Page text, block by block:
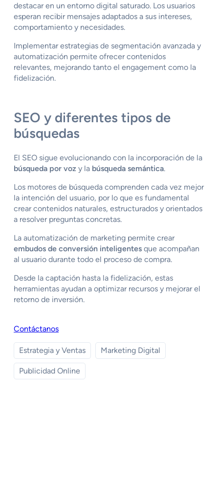
destacar en un entorno digital saturado. Los usuarios
esperan recibir mensajes adaptados a sus intereses,
comportamiento y necesidades.
Implementar estrategias de segmentación avanzada y
automatización permite ofrecer contenidos
relevantes, mejorando tanto el engagement como la
fidelización.
SEO y diferentes tipos de
búsquedas
El SEO sigue evolucionando con la incorporación de la
búsqueda por voz y la búsqueda semántica.
Los motores de búsqueda comprenden cada vez mejor
la intención del usuario, por lo que es fundamental
crear contenidos naturales, estructurados y orientados
a resolver preguntas concretas.
La automatización de marketing permite crear
embudos de conversión inteligentes que acompañan
al usuario durante todo el proceso de compra.
Desde la captación hasta la fidelización, estas
herramientas ayudan a optimizar recursos y mejorar el
retorno de inversión.
Contáctanos
Estrategia y Ventas Marketing Digital
Publicidad Online